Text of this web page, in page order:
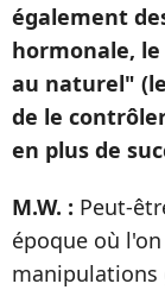
également
hormonale,
au naturel"
de le
en plus de
M.W. : Peut-
époque où
manipulations